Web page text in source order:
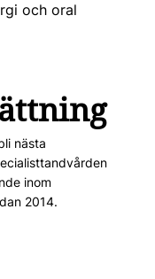
och oral
nästa
inom
2014.